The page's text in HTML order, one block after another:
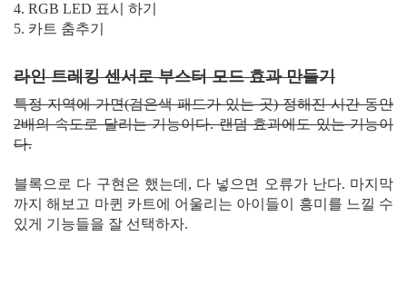
4. RGB LED 표시 하기
5. 카트 춤추기
라인 트레킹 센서로 부스터 모드 효과 만들기
특정 지역에 가면(검은색 패드가 있는 곳) 정해진 시간 동안
2배의 속도로 달리는 기능이다. 랜덤 효과에도 있는 기능이
다.
블록으로 다 구현은 했는데, 다 넣으면 오류가 난다. 마지막
까지 해보고 마퀸 카트에 어울리는 아이들이 흥미를 느낄 수
있게 기능들을 잘 선택하자.